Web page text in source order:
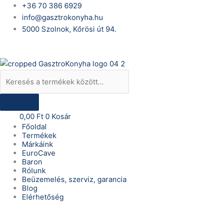
Skip
content
+36 70 386 6929
info@gasztrokonyha.hu
5000 Szolnok, Kőrösi út 94.
Products
search
0,00 Ft 0 Kosár
Főoldal
Termékek
Márkáink
EuroCave
Baron
Rólunk
Beüzemelés, szerviz, garancia
Blog
Elérhetőség
Baron
Q72GI
inox
Q9